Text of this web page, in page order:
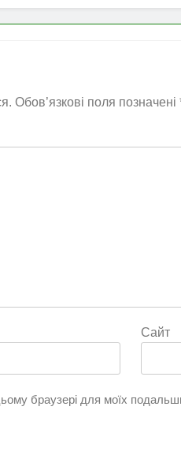
Обов’язкові поля позначені
Сайт
браузері для моїх